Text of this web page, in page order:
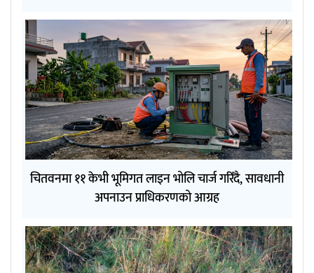
चितवनमा ११ केभी भूमिगत लाइन भोलि चार्ज गरिँदै, सावधानी
अपनाउन प्राधिकरणको आग्रह